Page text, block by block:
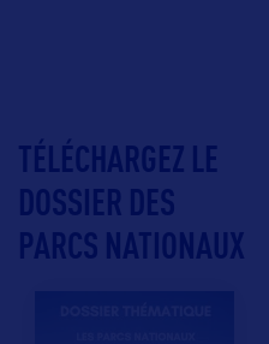
TÉLÉCHARGEZ LE
DOSSIER DES
PARCS NATIONAUX